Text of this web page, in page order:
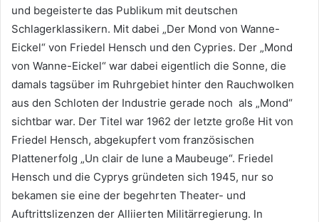
und begeisterte das Publikum mit deutschen
Schlagerklassikern. Mit dabei „Der Mond von Wanne-
Eickel“ von Friedel Hensch und den Cypries. Der „Mond
von Wanne-Eickel“ war dabei eigentlich die Sonne, die
damals tagsüber im Ruhrgebiet hinter den Rauchwolken
aus den Schloten der Industrie gerade noch als „Mond“
sichtbar war. Der Titel war 1962 der letzte große Hit von
Friedel Hensch, abgekupfert vom französischen
Plattenerfolg „Un clair de lune a Maubeuge“. Friedel
Hensch und die Cyprys gründeten sich 1945, nur so
bekamen sie eine der begehrten Theater- und
Auftrittslizenzen der Alliierten Militärregierung. In